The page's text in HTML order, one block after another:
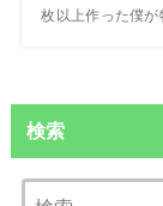
枚以上作った僕が
検索